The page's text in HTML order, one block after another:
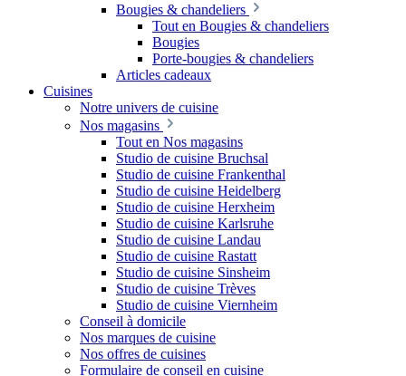
Bougies & chandeliers
Tout en Bougies & chandeliers
Bougies
Porte-bougies & chandeliers
Articles cadeaux
Cuisines
Notre univers de cuisine
Nos magasins
Tout en Nos magasins
Studio de cuisine Bruchsal
Studio de cuisine Frankenthal
Studio de cuisine Heidelberg
Studio de cuisine Herxheim
Studio de cuisine Karlsruhe
Studio de cuisine Landau
Studio de cuisine Rastatt
Studio de cuisine Sinsheim
Studio de cuisine Trèves
Studio de cuisine Viernheim
Conseil à domicile
Nos marques de cuisine
Nos offres de cuisines
Formulaire de conseil en cuisine